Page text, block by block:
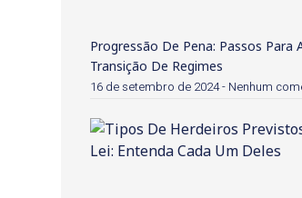
Progressão De Pena: Passos Para
Transição De Regimes
16 de setembro de 2024 Nenhum